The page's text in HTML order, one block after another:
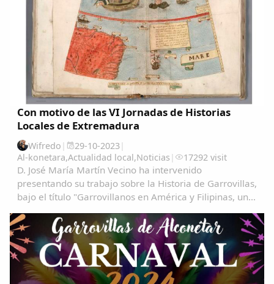
Con motivo de las VI Jornadas de Historias
Locales de Extremadura
Wifredo | 29-10-2023|
Al-konetara,Actualidad local,Noticias | 17292 visit
D. José María Martín Vecino ha intervenido
presentando su trabajo sobre la Historia de Garrovillas,
bajo el título "Garrovillanos en América y Filipinas, una
AmeÃ&#140;&#129;rica-y-Filipinas-una...